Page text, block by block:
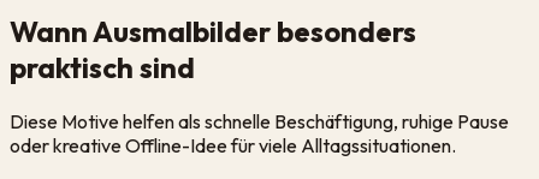
Wann Ausmalbilder besonders
praktisch sind
Diese Motive helfen als schnelle Beschäftigung, ruhige Pause
oder kreative Offline-Idee für viele Alltagssituationen.